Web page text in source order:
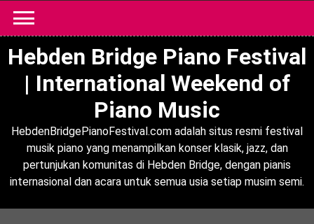
content
Hebden Bridge Piano Festival
| International Weekend of
Piano Music
HebdenBridgePianoFestival.com adalah situs resmi festival
musik piano yang menampilkan konser klasik, jazz, dan
pertunjukan komunitas di Hebden Bridge, dengan pianis
internasional dan acara untuk semua usia setiap musim semi.